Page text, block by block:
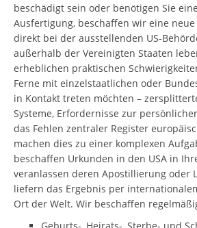
beschädigt sein oder benötigen Sie
Ausfertigung, beschaffen wir eine
direkt bei der ausstellenden US-
außerhalb der Vereinigten Staaten
erheblichen praktischen
Ferne mit einzelstaatlichen oder
in Kontakt treten möchten –
Systeme, Erfordernisse zur
das Fehlen zentraler Register
machen dies zu einer komplexen
beschaffen Urkunden in den USA in
veranlassen deren Apostillierung oder
liefern das Ergebnis per
Ort der Welt. Wir beschaffen